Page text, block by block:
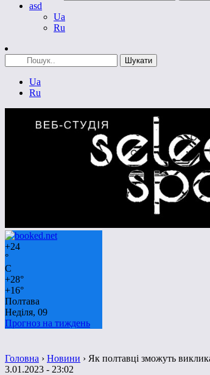
asd
Ua
Ru
Ua
Ru
+24
°
C
+28°
+16°
Полтава
Неділя, 09
Прогноз на тиждень
Головна › Новини › Як полтавці зможуть
3.01.2023 - 23:02